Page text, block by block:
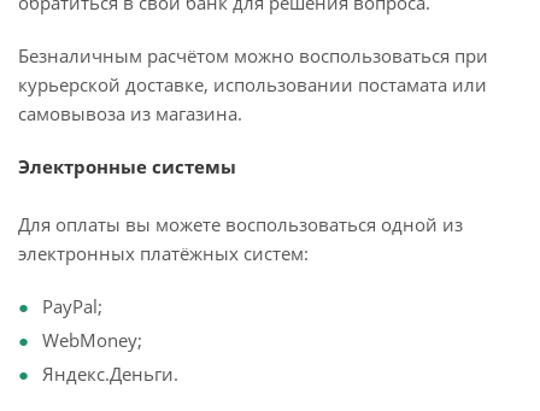
Безналичным расчётом можно воспользоваться при
курьерской доставке, использовании постамата или
самовывоза из магазина.
Электронные системы
Для оплаты вы можете воспользоваться одной из
электронных платёжных систем:
PayPal;
WebMoney;
Яндекс.Деньги.